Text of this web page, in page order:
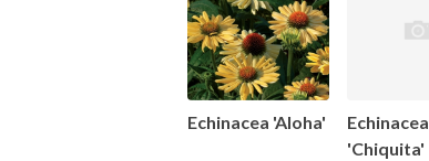
Echinacea 'Aloha'
Echinacea
'Chiquita'